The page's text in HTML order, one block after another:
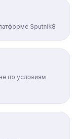
Sputnik8
по условиям